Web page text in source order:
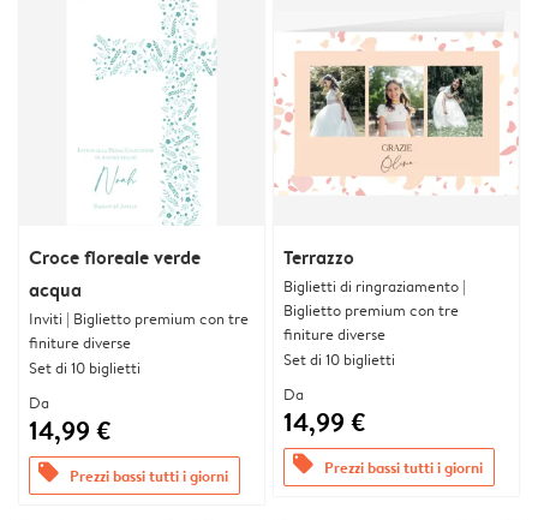
Croce floreale verde
acqua
Inviti | Biglietto premium con tre
finiture diverse
Set di 10 biglietti
Da
14,99 €
offers Prezzi bassi tutti i giorni
Terrazzo
Biglietti di ringraziamento |
Biglietto premium con tre
finiture diverse
Set di 10 biglietti
Da
14,99 €
offers Prezzi bassi tutti i giorni